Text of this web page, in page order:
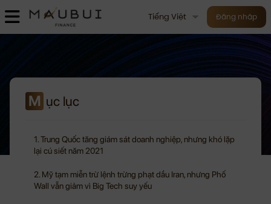
Tiếng Việt Đăng nhập
M ục lục
1. Trung Quốc tăng giám sát doanh nghiệp, nhưng khó lặp
lại cú siết năm 2021
2. Mỹ tạm miễn trừ lệnh trừng phạt dầu Iran, nhưng Phố
Wall vẫn giảm vì Big Tech suy yếu